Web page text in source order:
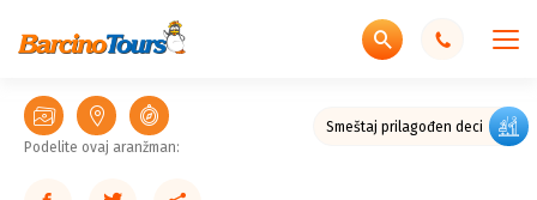
Smeštaj prilagođen deci
Podelite ovaj aranžman: